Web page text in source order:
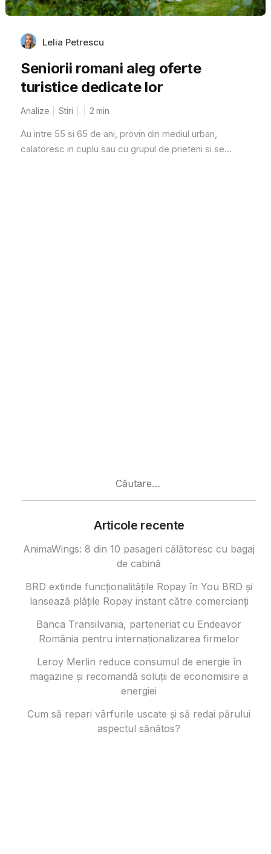
Lelia Petrescu
Seniorii romani aleg oferte
turistice dedicate lor
Analize Stiri 2 min
Au intre 55 si 65 de ani, provin din mediul urban,
calatoresc in cuplu sau cu grupul de prieteni si se...
Articole recente
AnimaWings: 8 din 10 pasageri călătoresc cu bagaj
de cabină
BRD extinde funcționalitățile Ropay în You BRD și
lansează plățile Ropay instant către comercianți
Banca Transilvania, parteneriat cu Endeavor
România pentru internaționalizarea firmelor
Leroy Merlin reduce consumul de energie în
magazine și recomandă soluții de economisire a
energiei
Cum să repari vârfurile uscate și să redai părului
aspectul sănătos?